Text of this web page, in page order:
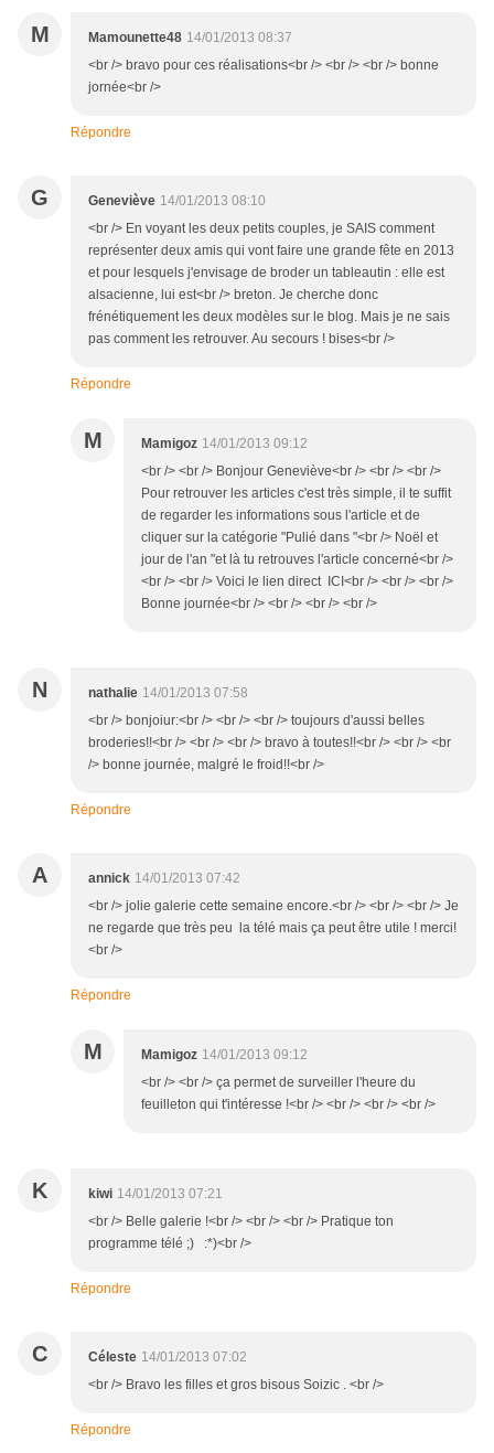
M Mamounette48 14/01/2013 08:37
<br /> bravo pour ces réalisations<br /> <br /> <br /> bonne
jornée<br />
Répondre
G Geneviève 14/01/2013 08:10
<br /> En voyant les deux petits couples, je SAIS comment
représenter deux amis qui vont faire une grande fête en 2013
et pour lesquels j'envisage de broder un tableautin : elle est
alsacienne, lui est<br /> breton. Je cherche donc
frénétiquement les deux modèles sur le blog. Mais je ne sais
pas comment les retrouver. Au secours ! bises<br />
Répondre
M Mamigoz 14/01/2013 09:12
<br /> <br /> Bonjour Geneviève<br /> <br /> <br />
Pour retrouver les articles c'est très simple, il te suffit
de regarder les informations sous l'article et de
cliquer sur la catégorie "Pulié dans "<br /> Noël et
jour de l'an "et là tu retrouves l'article concerné<br />
<br /> <br /> Voici le lien direct ICI<br /> <br /> <br />
Bonne journée<br /> <br /> <br /> <br />
N nathalie 14/01/2013 07:58
<br /> bonjoiur:<br /> <br /> <br /> toujours d'aussi belles
broderies!!<br /> <br /> <br /> bravo à toutes!!<br /> <br /> <br
/> bonne journée, malgré le froid!!<br />
Répondre
A annick 14/01/2013 07:42
<br /> jolie galerie cette semaine encore.<br /> <br /> <br /> Je
ne regarde que très peu la télé mais ça peut être utile ! merci!
<br />
Répondre
M Mamigoz 14/01/2013 09:12
<br /> <br /> ça permet de surveiller l'heure du
feuilleton qui t'intéresse !<br /> <br /> <br /> <br />
K kiwi 14/01/2013 07:21
<br /> Belle galerie !<br /> <br /> <br /> Pratique ton
programme télé ;) :*)<br />
Répondre
C Céleste 14/01/2013 07:02
<br /> Bravo les filles et gros bisous Soizic . <br />
Répondre